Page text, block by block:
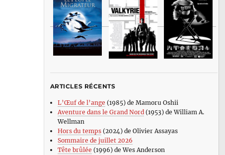
ARTICLES RÉCENTS
L’Œuf de l’ange (1985) de Mamoru Oshii
Aventure dans le Grand Nord(1953) de William A.
Wellman
Hors du temps(2024) de Olivier Assayas
Sommaire de juillet 2026
Tête brûlée (1996) de Wes Anderson